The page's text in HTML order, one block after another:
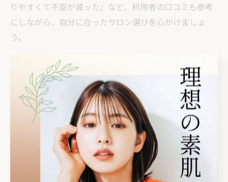
りやすくて不安が減った」など、利用者の口コミも参考
にしながら、自分に合ったサロン選びを心がけましょ
う。
ハーブピーリングは何歳から受け
られるのか徹底解説
ハーブピーリングを始める年齢とその注意点
ハーブピーリングは、思春期ニキビに悩む10代から施術
が可能ですが、年齢に応じた注意点を理解しておくこと